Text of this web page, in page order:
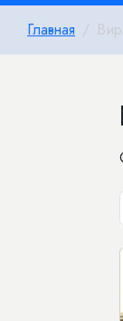
Главная